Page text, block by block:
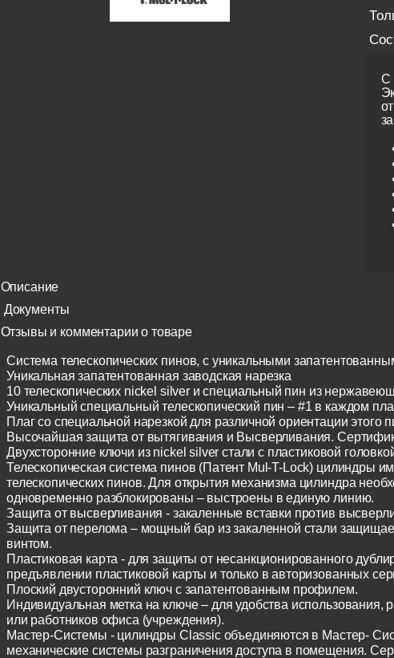
С
Описание
Документы
Отзывы и комментарии о товаре
Система телескопических пинов, с уникальными
Уникальная запатентованная заводская нарезка
10 телескопических nickel silver и специальный пин из
Уникальный специальный телескопический пин – #1 в каждом
Плаг со специальной нарезкой для различной ориентации этого
Высочайшая защита от вытягивания и Высверливания.
Двухсторонние ключи из nickel silver стали с пластиковой
Телескопическая система пинов (Патент Mul-T-Lock) цилиндры
телескопических пинов. Для открытия механизма цилиндра
одновременно разблокированы – выстроены в единую линию.
Защита от высверливания - закаленные вставки против
Защита от перелома – мощный бар из закаленной стали
винтом.
Пластиковая карта - для защиты от несанкционированного
предъявлении пластиковой карты и только в авторизованных
Плоский двусторонний ключ с запатентованным профилем.
Индивидуальная метка на ключе – для удобства
или работников офиса (учреждения).
Мастер-Системы - цилиндры Classic объединяются в Мастер-
механические системы разграничения доступа в помещения.